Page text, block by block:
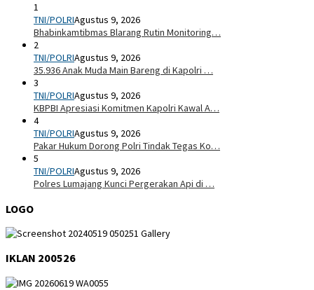
1
TNI/POLRIAgustus 9, 2026
Bhabinkamtibmas Blarang Rutin Monitoring…
2
TNI/POLRIAgustus 9, 2026
35.936 Anak Muda Main Bareng di Kapolri …
3
TNI/POLRIAgustus 9, 2026
KBPBI Apresiasi Komitmen Kapolri Kawal A…
4
TNI/POLRIAgustus 9, 2026
Pakar Hukum Dorong Polri Tindak Tegas Ko…
5
TNI/POLRIAgustus 9, 2026
Polres Lumajang Kunci Pergerakan Api di …
LOGO
IKLAN 200526